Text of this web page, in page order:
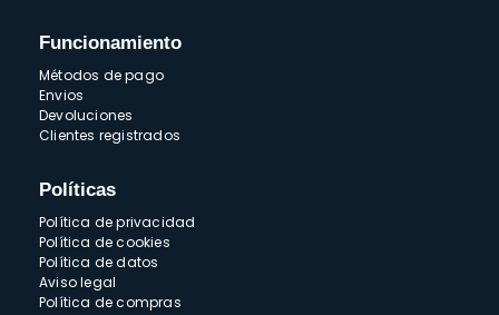
Funcionamiento
Métodos de pago
Envios
Devoluciones
Clientes registrados
Políticas
Política de privacidad
Política de cookies
Política de datos
Aviso legal
Política de compras